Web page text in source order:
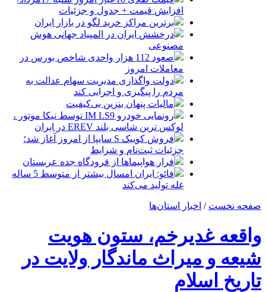
افزایش قیمت + جدول و جزئیات
برترین مراکز خرید لگو در بازار ایران
درخشش ایران در المپیاد جهانی هوش
مصنوعی
صعود 112 هزار واحدی شاخص بورس در
معاملات امروز
دولت واگذاری مدیریت سهام عدالت به
مردم را پیگیری و اجرایی کند
مالیات پنهان بنزین بی‌کیفیت
رونمایی خودرو IM LS9 توسط نیکا موتور ،
لوکس ترین شاسی بلند EREV در ایران
فروش کوییک S سایپا از امروز آغاز شد؛
جزئیات ثبت‌نام و شرایط
فرار هواپیماها از فرودگاه جده عربستان
فائو: ایران امسال بیشتر از متوسط 5 ساله
غله تولید می‌کند
صفحه نخست / اخبار استان‌ها
واقعه غدیرخم، ستون هویت
شیعه و میراث ماندگار ولایت در
تاریخ اسلام